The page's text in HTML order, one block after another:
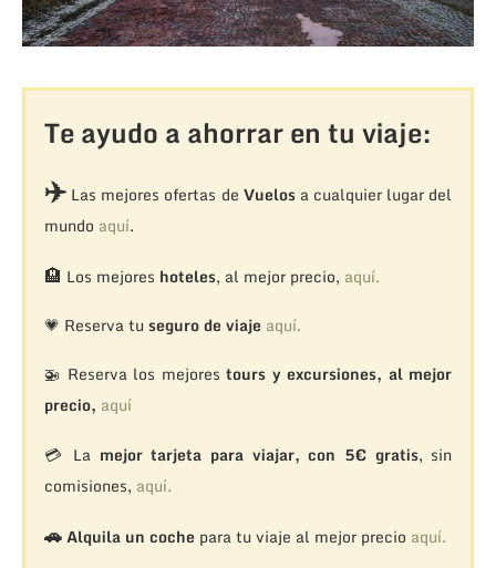
Te ayudo a ahorrar en tu viaje:
✈️Las mejores ofertas de Vuelosa cualquier lugar del
mundo aquí.
🏨 Los mejores hoteles, al mejor precio, aquí.
💗 Reserva tu seguro de viaje aquí.
🚁 Reserva los mejorestours y excursiones, al mejor
precio, aquí
💳 La mejor tarjeta para viajar, con 5€ gratis, sin
comisiones, aquí.
🚗Alquila un coche para tu viaje al mejor precio aquí.